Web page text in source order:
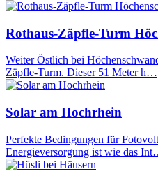
Rothaus-Zäpfle-Turm
Weiter Östlich bei
Zäpfle-Turm. Dieser 51 Meter h…
Solar am Hochrhein
Perfekte Bedingungen für
Energieversorgung ist wie das